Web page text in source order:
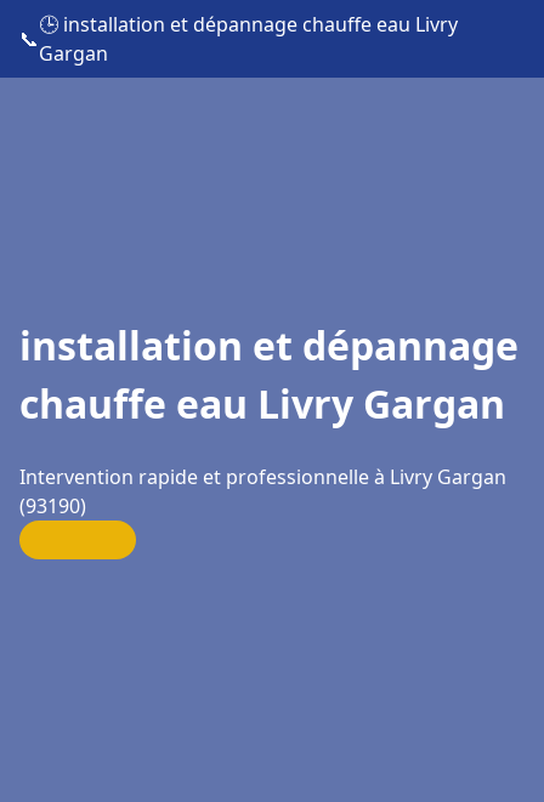
📞
🕒 installation et dépannage chauffe eau Livry
Gargan
installation et dépannage
chauffe eau Livry Gargan
Intervention rapide et professionnelle à Livry Gargan
(93190)